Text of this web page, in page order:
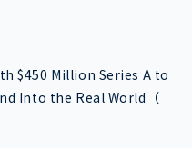
$450 Million Series A to
Into the Real World （